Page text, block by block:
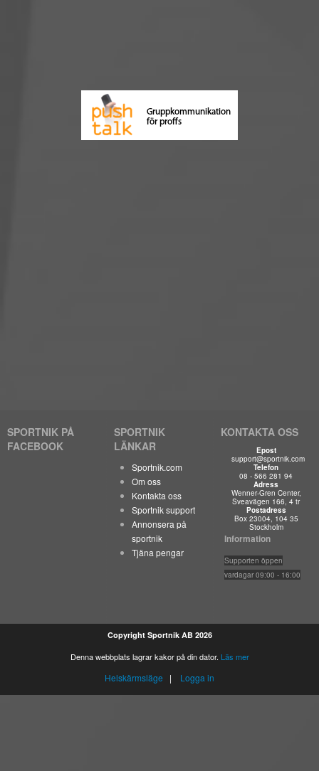
SPORTNIK PÅ
FACEBOOK
SPORTNIK
LÄNKAR
Sportnik.com
Om oss
Kontakta oss
Sportnik support
Annonsera på
sportnik
Tjäna pengar
KONTAKTA OSS
Epost
support@sportnik.com
Telefon
08 - 566 281 94
Adress
Wenner-Gren Center,
Sveavägen 166, 4 tr
Postadress
Box 23004, 104 35
Stockholm
Information
Supporten öppen
vardagar 09:00 - 16:00
Copyright Sportnik AB 2026
Denna webbplats lagrar kakor på din dator. Läs mer
Helskärmsläge | Logga in